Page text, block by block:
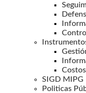
SIGD MIPG
Politicas